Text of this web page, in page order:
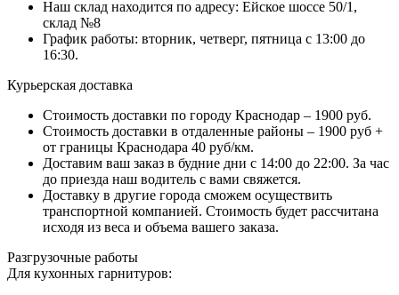
Наш склад находится по адресу: Ейское шоссе 50/1,
склад №8
График работы: вторник, четверг, пятница с 13:00 до
16:30.
Курьерская доставка
Стоимость доставки по городу Краснодар – 1900 руб.
Стоимость доставки в отдаленные районы – 1900 руб +
от границы Краснодара 40 руб/км.
Доставим ваш заказ в будние дни с 14:00 до 22:00. За час
до приезда наш водитель с вами свяжется.
Доставку в другие города сможем осуществить
транспортной компанией. Стоимость будет рассчитана
исходя из веса и объема вашего заказа.
Разгрузочные работы
Для кухонных гарнитуров: